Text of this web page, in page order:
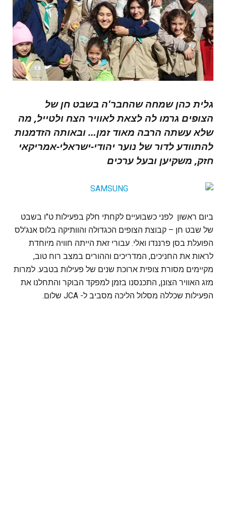
גלית כהן שמחה שהחבר'ה בשבט חן של
הצופים גרמו לה לצאת לאוויר הצח ולטייל, מה
שלא עשתה הרבה מאוד זמן… ובאותה הזדמנות
להתוודע לדור של נוער יהודי-ישראלי-אמריקאי
חזק, משקיען ובעל ערכים
ביום ראשון לפני כשבועיים לקחתי חלק בפעילות ט"ו בשבט
של שבט חן – קבוצת הצופים הכגדולה והוותיקה בלוס אנג'לס
הפועלת בסן פרננדו ואלי. עבורי זאת הייתה חוויה מיוחדת
לראות את החניכים, המדריכים וההורים במצב רוח טוב,
מקיימים מסורת צופית ארוכת שנים של פעילות בטבע. למרות
מזג האוויר הצונן, התכנסנו בזמן למפקד הבוקר והתחלנו את
הפעילות שכללה מסלול הליכה מסביב ל- JCA שלום.